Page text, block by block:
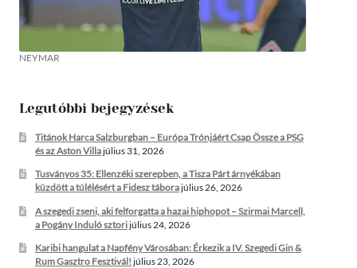
NEYMAR
Legutóbbi bejegyzések
Titánok Harca Salzburgban – Európa Trónjáért Csap Össze a PSG
és az Aston Villajúlius 31, 2026
Tusványos 35: Ellenzéki szerepben, a Tisza Párt árnyékában
küzdött a túlélésért a Fidesz táborajúlius 26, 2026
A szegedi zseni, aki felforgatta a hazai hiphopot – Szirmai Marcell,
a Pogány Induló sztorijúlius 24, 2026
Karibi hangulat a Napfény Városában: Érkezik a IV. Szegedi Gin &
Rum Gasztro Fesztivál! július 23, 2026